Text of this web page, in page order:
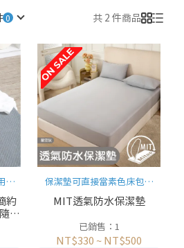
共 2 件商品
，
通
約
機
保潔墊可直接當素色床包使
用
MIT透氣防水保潔墊
已銷售：1
NT$330 ~NT$500